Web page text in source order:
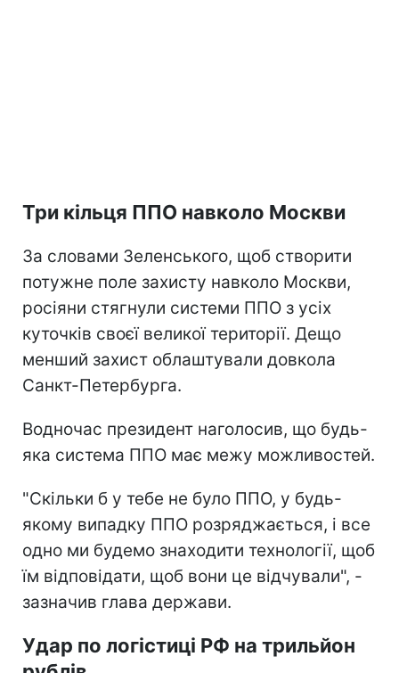
Три кільця ППО навколо Москви
За словами Зеленського, щоб створити
потужне поле захисту навколо Москви,
росіяни стягнули системи ППО з усіх
куточків своєї великої території. Дещо
менший захист облаштували довкола
Санкт-Петербурга.
Водночас президент наголосив, що будь-
яка система ППО має межу можливостей.
"Скільки б у тебе не було ППО, у будь-
якому випадку ППО розряджається, і все
одно ми будемо знаходити технології, щоб
їм відповідати, щоб вони це відчували", -
зазначив глава держави.
Удар по логістиці РФ на трильйон